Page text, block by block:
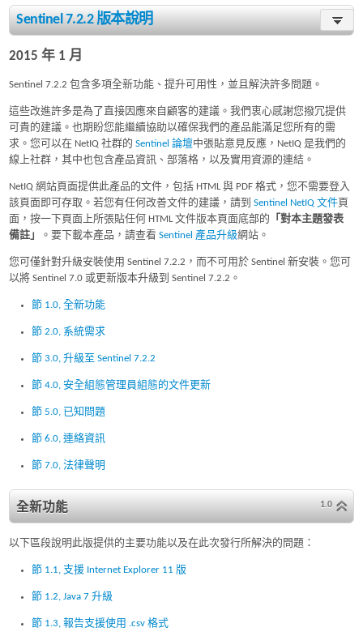
Sentinel 7.2.2 版本說明
2015 年 1 月
Sentinel 7.2.2 包含多項全新功能、提升可用性，並且解決許多問題。
這些改進許多是為了直接因應來自顧客的建議。我們衷心感謝您撥冗提供
可貴的建議。也期盼您能繼續協助以確保我們的產品能滿足您所有的需
求。您可以在 NetIQ 社群的Sentinel 論壇中張貼意見反應，NetIQ 是我們的
線上社群，其中也包含產品資訊、部落格，以及實用資源的連結。
NetIQ 網站頁面提供此產品的文件，包括 HTML 與 PDF 格式，您不需要登入
該頁面即可存取。若您有任何改善文件的建議，請到Sentinel NetIQ 文件頁
面，按一下頁面上所張貼任何 HTML 文件版本頁面底部的 「對本主題發表
備註」
。要下載本產品，請查看Sentinel 產品升級網站。
您可僅針對升級安裝使用 Sentinel 7.2.2，而不可用於 Sentinel 新安裝。您可
以將 Sentinel 7.0 或更新版本升級到 Sentinel 7.2.2。
節 1.0, 全新功能
節 2.0, 系統需求
節 3.0, 升級至 Sentinel 7.2.2
節 4.0, 安全組態管理員組態的文件更新
節 5.0, 已知問題
節 6.0, 連絡資訊
節 7.0, 法律聲明
1.0
全新功能
以下區段說明此版提供的主要功能以及在此次發行所解決的問題：
節 1.1, 支援 Internet Explorer 11 版
節 1.2, Java 7 升級
節 1.3, 報告支援使用 .csv 格式